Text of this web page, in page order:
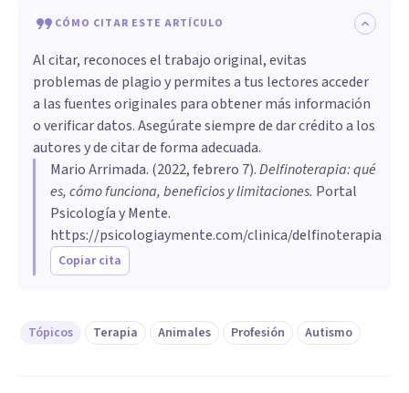
CÓMO CITAR ESTE ARTÍCULO
Al citar, reconoces el trabajo original, evitas
problemas de plagio y permites a tus lectores acceder
a las fuentes originales para obtener más información
o verificar datos. Asegúrate siempre de dar crédito a los
autores y de citar de forma adecuada.
Mario Arrimada. (2022, febrero 7).Delfinoterapia: qué
es, cómo funciona, beneficios y limitaciones. Portal
Psicología y Mente.
https://psicologiaymente.com/clinica/delfinoterapia
Copiar cita
Tópicos Terapia Animales Profesión Autismo